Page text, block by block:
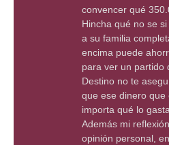
convencer qué
Hincha qué no se
a su familia
encima puede
para ver un partido
Destino no te
que ese dinero que
importa qué lo
Además mi
opinión personal,